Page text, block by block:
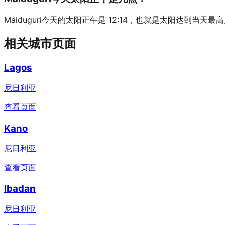
Maiduguri今天的太阳正午是 12:14，也就是太阳达到当天最高
相关城市页面
Lagos
尼日利亚
查看页面
Kano
尼日利亚
查看页面
Ibadan
尼日利亚